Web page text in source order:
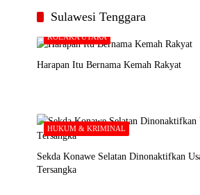
Sulawesi Tenggara
KOLAKA UTARA
Harapan Itu Bernama Kemah Rakyat
HUKUM & KRIMINAL
Sekda Konawe Selatan Dinonaktifkan
Tersangka